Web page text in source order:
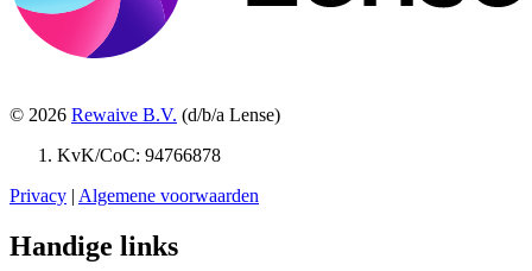
© 2026 Rewaive B.V. (d/b/a Lense)
KvK/CoC: 94766878
Privacy | Algemene voorwaarden
Handige links